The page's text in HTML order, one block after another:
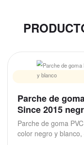
Parche de
Since 2015
Parche de goma
color negro y